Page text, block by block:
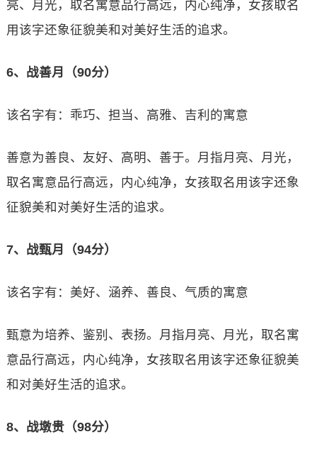
亮、月光，取名寓意品行高远，内心纯净，女孩取名
用该字还象征貌美和对美好生活的追求。
6、战善月（90分）
该名字有：乖巧、担当、高雅、吉利的寓意
善意为善良、友好、高明、善于。月指月亮、月光，
取名寓意品行高远，内心纯净，女孩取名用该字还象
征貌美和对美好生活的追求。
7、战甄月（94分）
该名字有：美好、涵养、善良、气质的寓意
甄意为培养、鉴别、表扬。月指月亮、月光，取名寓
意品行高远，内心纯净，女孩取名用该字还象征貌美
和对美好生活的追求。
8、战墩贵（98分）